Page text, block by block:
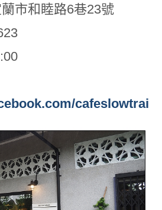
市和睦路6巷23號
cafeslowtrain